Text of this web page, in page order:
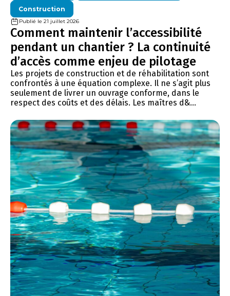
Construction
Publié le 21 juillet 2026
Comment maintenir l’accessibilité
pendant un chantier ? La continuité
d’accès comme enjeu de pilotage
Les projets de construction et de réhabilitation sont
confrontés à une équation complexe. Il ne s’agit plus
seulement de livrer un ouvrage conforme, dans le
respect des coûts et des délais. Les maîtres d&...